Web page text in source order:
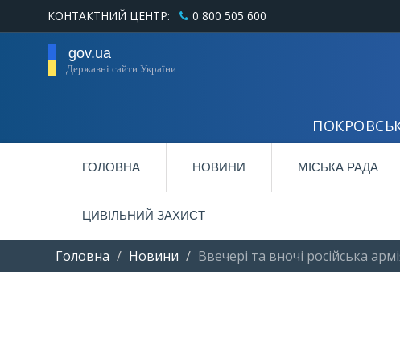
КОНТАКТНИЙ ЦЕНТР: 0 800 505 600
gov.ua
Державні сайти України
ГОЛОВНА НОВИНИ МІСЬКА РАДА
ЦИВІЛЬНИЙ ЗАХИСТ
Головна Новини Ввечері та вночі російська